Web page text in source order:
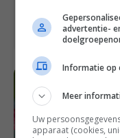
advertentie-
Informatie op
Meer
Uw
apparaat (cookies,